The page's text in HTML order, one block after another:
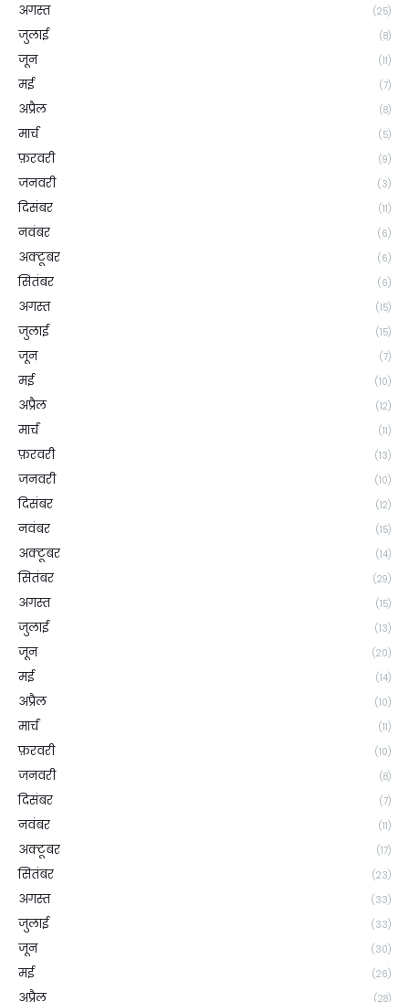
अगस्त (25)
जुलाई (8)
जून (11)
मई (7)
अप्रैल (8)
मार्च (5)
फ़रवरी (9)
जनवरी (3)
दिसंबर (11)
नवंबर (6)
अक्टूबर (6)
सितंबर (6)
अगस्त (15)
जुलाई (15)
जून (7)
मई (10)
अप्रैल (12)
मार्च (11)
फ़रवरी (13)
जनवरी (10)
दिसंबर (12)
नवंबर (15)
अक्टूबर (14)
सितंबर (29)
अगस्त (15)
जुलाई (13)
जून (20)
मई (14)
अप्रैल (10)
मार्च (11)
फ़रवरी (10)
जनवरी (8)
दिसंबर (7)
नवंबर (11)
अक्टूबर (17)
सितंबर (23)
अगस्त (33)
जुलाई (33)
जून (30)
मई (26)
अप्रैल (28)